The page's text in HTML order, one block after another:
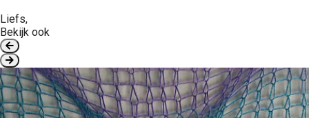
Liefs,
Bekijk ook